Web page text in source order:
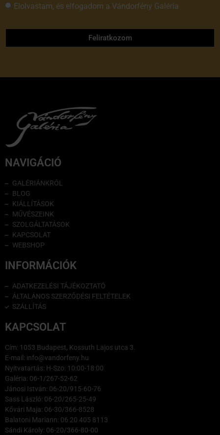
Elolvastam, és elfogadom a Vándorfény Galéria
Feliratkozom
NAVIGÁCIÓ
GALÉRIÁNKRÓL
BLOG
KIÁLLÍTÁSOK
MŰVÉSZEINK
SZOLGÁLTATÁSOK
KAPCSOLAT
WEBSHOP
INFORMÁCIÓK
ADATKEZELÉSI TÁJÉKOZTATÓ
ÁLTALÁNOS SZERZŐDÉSI FELTÉTELEK
SZÁLLÍTÁS
KAPCSOLAT
Cím: 1053 Budapest, Kossuth Lajos utca 3.
E-mail: info@vandorfeny.hu
Nyitvatartás: H-Szo: 10:00-18:00
Galéria: 06-1/267-52-62
Jánosi István: 06-20/915-60-76
Sass László: 06-20/265-25-49
Kővári Maja: 06-30/366-8528
Balatoni Mariann: 06 20 405 8113
Sándi Károly: 06-20/366-80-00